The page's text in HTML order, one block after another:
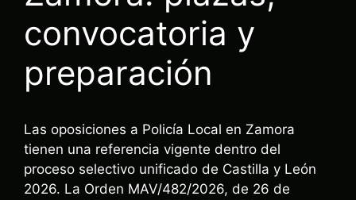
convocatoria y
preparación
Las oposiciones a Policía Local en Zamora
tienen una referencia vigente dentro del
proceso selectivo unificado de Castilla y León
2026. La Orden MAV/482/2026, de 26 de